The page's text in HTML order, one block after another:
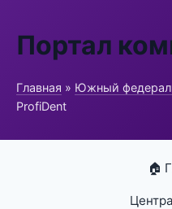
Портал
Главная » Южный
ProfiDent
🏠